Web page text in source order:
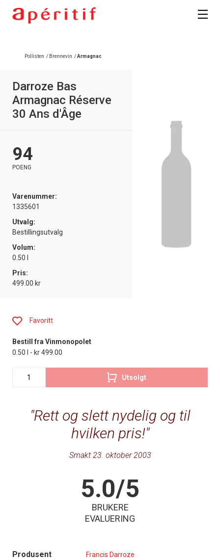
Pollisten / Brennevin /Armagnac
Darroze Bas
Armagnac Réserve
30 Ans d'Âge
94
POENG
Varenummer:
1335601
Utvalg:
Bestillingsutvalg
Volum:
0.50 l
Pris:
499.00 kr
Rett og slett nydelig og til
hvilken pris!
Smakt 23. oktober 2003
5.0/5
BRUKERE
EVALUERING
Produsent Francis Darroze
Favoritt
Bestill fra Vinmonopolet
0.50 l - kr 499.00
Utsolgt